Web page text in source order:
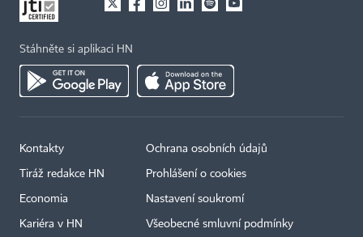
Stáhněte si aplikaci HN
Kontakty
Tiráž redakce HN
Economia
Kariéra v HN
Ochrana osobních údajů
Prohlášení o cookies
Nastavení soukromí
Všeobecné smluvní podmínky